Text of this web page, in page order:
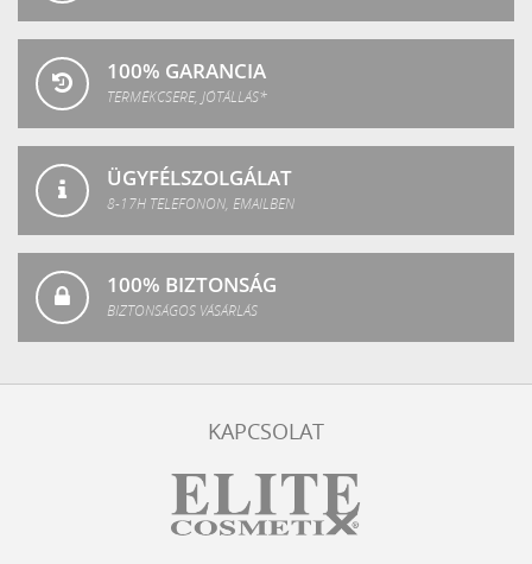
100% GARANCIA
TERMÉKCSERE, JÓTÁLLÁS*
ÜGYFÉLSZOLGÁLAT
8-17H TELEFONON, EMAILBEN
100% BIZTONSÁG
BIZTONSÁGOS VÁSÁRLÁS
KAPCSOLAT